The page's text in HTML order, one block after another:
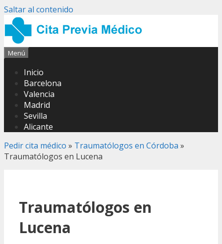
Saltar al contenido
Menú
Inicio
Barcelona
Valencia
Madrid
Sevilla
Alicante
Pedir cita médico » Traumatólogos en Córdoba »
Traumatólogos en Lucena
Traumatólogos en
Lucena